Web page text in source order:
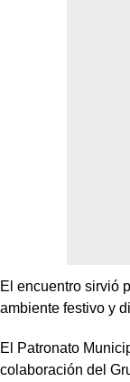
El encuentro sirvió
ambiente festivo y
El Patronato
colaboración del